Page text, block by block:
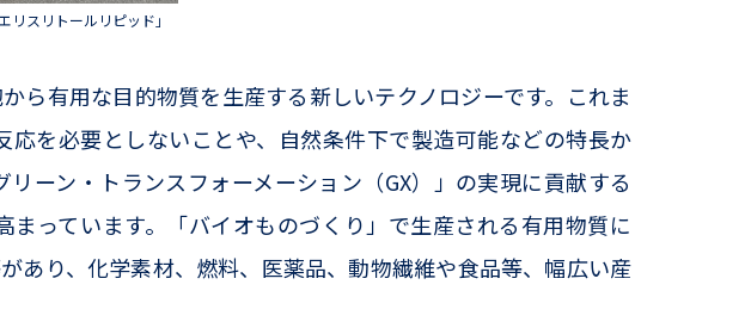
スリトールリピッド」
有用な目的物質を生産する新しいテクノロジーです。これま
を必要としないことや、自然条件下で製造可能などの特長か
ーン・トランスフォーメーション（GX）」の実現に貢献する
っています。「バイオものづくり」で生産される有用物質に
あり、化学素材、燃料、医薬品、動物繊維や食品等、幅広い産